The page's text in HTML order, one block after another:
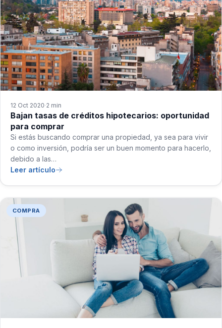
12 Oct 2020·2 min
Bajan tasas de créditos hipotecarios: oportunidad
para comprar
Si estás buscando comprar una propiedad, ya sea para vivir
o como inversión, podría ser un buen momento para hacerlo,
debido a las…
Leer artículo
COMPRA